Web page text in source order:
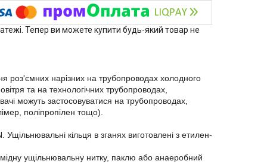
Тепер ви можете купити будь-який товар не
роз'ємних нарізних на трубопроводах холодного
та на технологічних трубопроводах,
можуть застосовуватися на трубопроводах,
поліпропілен тощо).
кільця в зганях виготовлені з етилен-
ущільнювальну нитку, паклю або анаеробний